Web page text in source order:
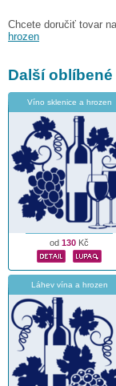
Chcete doručiť tovar
hrozen
Další oblíbené
Víno sklenice a hrozen
od 130 Kč
Láhev vína a hrozen